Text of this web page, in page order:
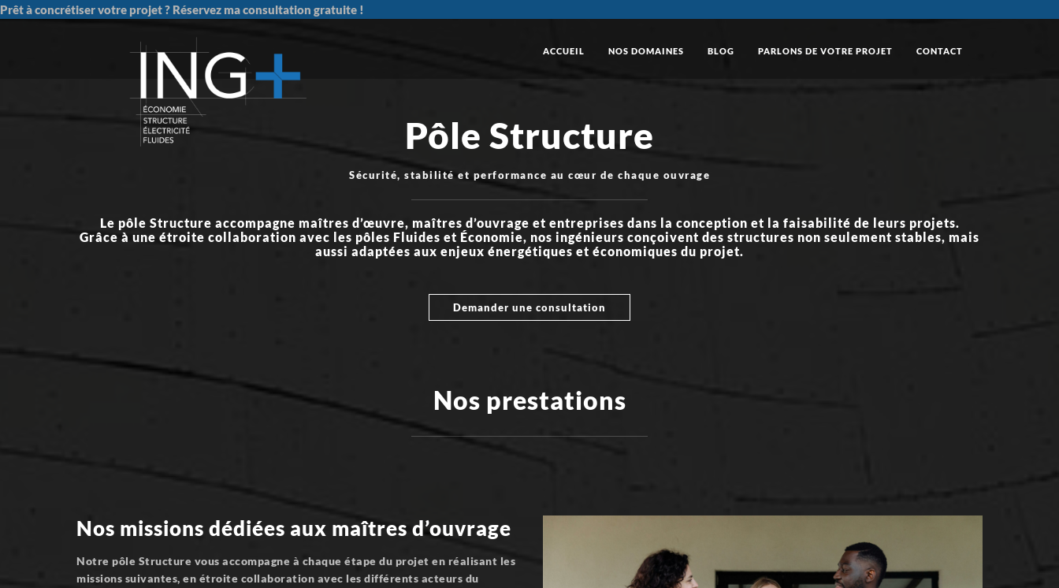
Prêt à concrétiser votre projet ? Réservez ma consultation gratuite !
ACCUEIL NOS DOMAINES BLOG PARLONS DE VOTRE PROJET CONTACT
Pôle Structure
Sécurité, stabilité et performance au cœur de chaque ouvrage
Le pôle Structure accompagne maîtres d’œuvre, maîtres d’ouvrage et entreprises dans la conception et la faisabilité de leurs projets.
Grâce à une étroite collaboration avec les pôles Fluides et Économie, nos ingénieurs conçoivent des structures non seulement stables, mais
aussi adaptées aux enjeux énergétiques et économiques du projet.
Demander une consultation
Nos prestations
Nos missions dédiées aux maîtres d’ouvrage
Notre pôle Structure vous accompagne à chaque étape du projet en réalisant les
missions suivantes, en étroite collaboration avec les différents acteurs du